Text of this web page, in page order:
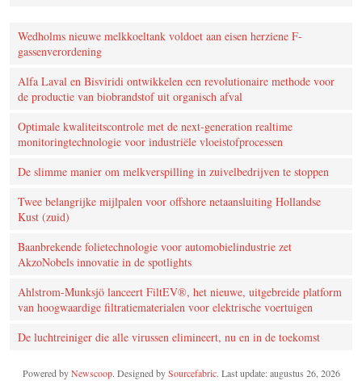
Wedholms nieuwe melkkoeltank voldoet aan eisen herziene F-
gassenverordening
Alfa Laval en Bisviridi ontwikkelen een revolutionaire methode voor
de productie van biobrandstof uit organisch afval
Optimale kwaliteitscontrole met de next-generation realtime
monitoringtechnologie voor industriële vloeistofprocessen
De slimme manier om melkverspilling in zuivelbedrijven te stoppen
Twee belangrijke mijlpalen voor offshore netaansluiting Hollandse
Kust (zuid)
Baanbrekende folietechnologie voor automobielindustrie zet
AkzoNobels innovatie in de spotlights
Ahlstrom-Munksjö lanceert FiltEV®, het nieuwe, uitgebreide platform
van hoogwaardige filtratiematerialen voor elektrische voertuigen
De luchtreiniger die alle virussen elimineert, nu en in de toekomst
Powered byNewscoop. Designed bySourcefabric. Last update: augustus 26, 2026